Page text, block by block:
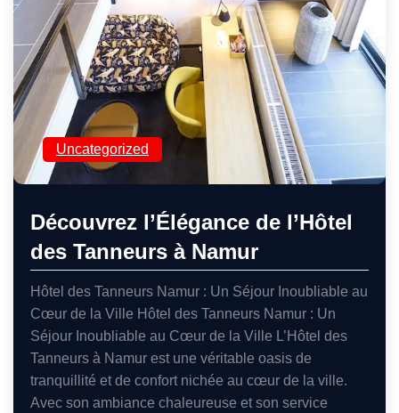
Uncategorized
Découvrez l’Élégance de l’Hôtel
des Tanneurs à Namur
Hôtel des Tanneurs Namur : Un Séjour Inoubliable au
Cœur de la Ville Hôtel des Tanneurs Namur : Un
Séjour Inoubliable au Cœur de la Ville L’Hôtel des
Tanneurs à Namur est une véritable oasis de
tranquillité et de confort nichée au cœur de la ville.
Avec son ambiance chaleureuse et son service